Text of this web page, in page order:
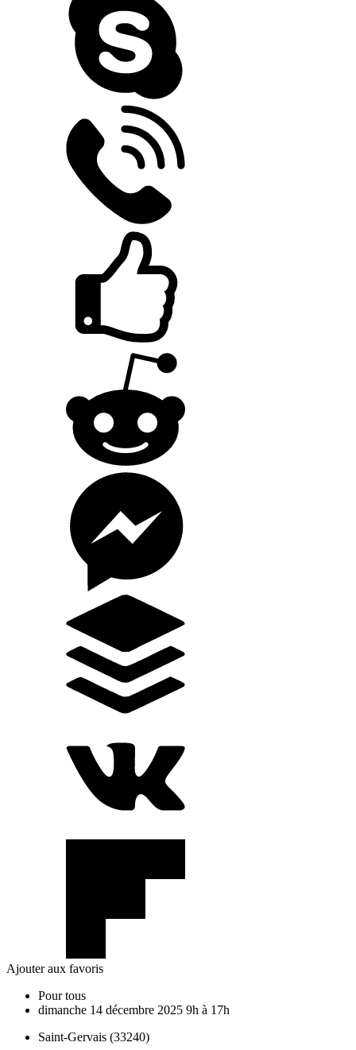
Ajouter aux favoris
Pour tous
dimanche 14 décembre 2025 9h à 17h
Saint-Gervais (33240)